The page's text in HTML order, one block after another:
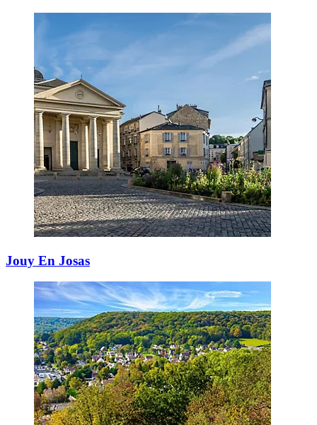
Jouy En Josas